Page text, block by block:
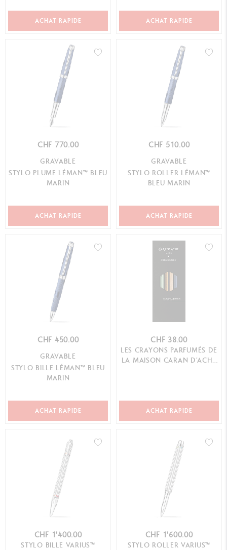
ACHAT RAPIDE ACHAT RAPIDE
CHF 770.00
GRAVABLE
STYLO PLUME LÉMAN™ BLEU
MARIN
ACHAT RAPIDE
CHF 510.00
GRAVABLE
STYLO ROLLER LÉMAN™
BLEU MARIN
ACHAT RAPIDE
CHF 450.00
GRAVABLE
STYLO BILLE LÉMAN™ BLEU
MARIN
ACHAT RAPIDE
CHF 38.00
LES CRAYONS PARFUMÉS DE
LA MAISON CARAN D'ACHE
ACHAT RAPIDE
CHF 1'400.00
STYLO BILLE VARIUS™
CHF 1'600.00
STYLO ROLLER VARIUS™